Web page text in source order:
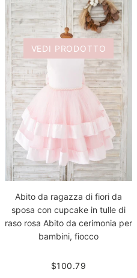
VEDI PRODOTTO
Abito da ragazza di fiori da
sposa con cupcake in tulle di
raso rosa Abito da cerimonia per
bambini, fiocco
$100.79